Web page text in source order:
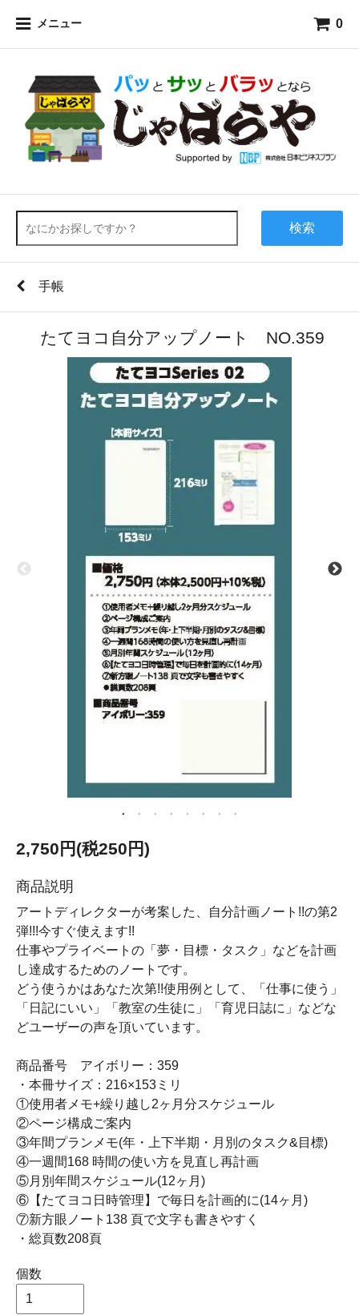
メニュー 0
検索
手帳
たてヨコ自分アップノート NO.359
2,750円(税250円)
商品説明
アートディレクターが考案した、自分計画ノート!!の第2
弾!!!今すぐ使えます!!
仕事やプライベートの「夢・目標・タスク」などを計画
し達成するためのノートです。
どう使うかはあなた次第!!使用例として、「仕事に使う」
「日記にいい」「教室の生徒に」「育児日誌に」などな
どユーザーの声を頂いています。
商品番号 アイボリー：359
・本冊サイズ：216×153ミリ
①使用者メモ+繰り越し2ヶ月分スケジュール
②ページ構成ご案内
③年間プランメモ(年・上下半期・月別のタスク&目標)
④一週間168 時間の使い方を見直し再計画
⑤月別年間スケジュール(12ヶ月)
⑥【たてヨコ日時管理】で毎日を計画的に(14ヶ月)
⑦新方眼ノート138 頁で文字も書きやすく
・総頁数208頁
個数